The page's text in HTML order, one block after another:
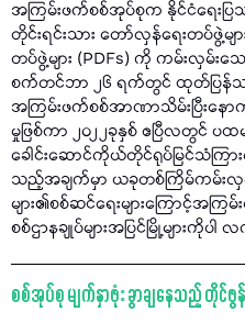
အကြမ်းဖက်စစ်အုပ်စုက နိုင်ငံရေးပြ
တိုင်းရင်းသား တော်လှန်ရေးတပ်ဖွဲ့မ
တပ်ဖွဲ့များ (PDFs) ကို ကမ်းလှမ်းသ
စက်တင်ဘာ ၂၆ ရက်တွင် ထုတ်ပြန်သည်
အကြမ်းဖက်စစ်အာဏာသိမ်းပြီးနေ
မှုဖြစ်ကာ ၂၀၂၂ခုနှစ် ဧပြီလတွင်
ခေါင်းဆောင်ကိုယ်တိုင်ရုပ်မြင်သံက
သည့်အချက်မှာ ယခုတစ်ကြိမ်ကမ်းလှမ်း
များ၏စစ်ဆင်ရေးများကြောင့်အကြ
စစ်ဌာနချုပ်များအပြင်မြို့များကို
စစ်အုပ်စု မျက်နှာဖုံး ခွာချနေသည့် တိုင်ဖွ